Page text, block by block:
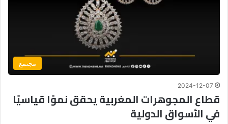
مجتمع
2024-12-07
قطاع المجوهرات المغربية يحقق نموًا قياسيًا
في الأسواق الدولية